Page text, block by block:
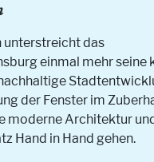
das
einmal mehr seine
der Fenster im
moderne Architektur
Hand in Hand gehen.